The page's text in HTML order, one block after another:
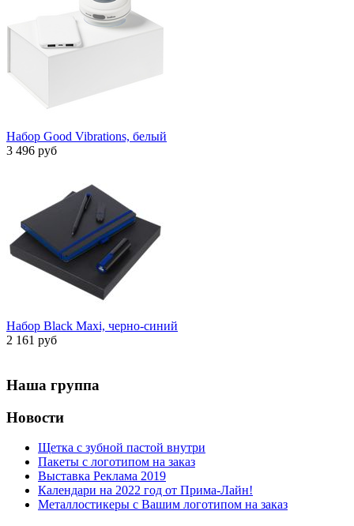
Набор Good Vibrations, белый
3 496 руб
Набор Black Maxi, черно-синий
2 161 руб
Наша группа
Новости
Щетка с зубной пастой внутри
Пакеты с логотипом на заказ
Выставка Реклама 2019
Календари на 2022 год от Прима-Лайн!
Металлостикеры с Вашим логотипом на заказ